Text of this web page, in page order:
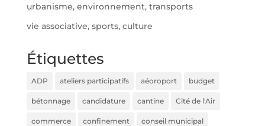
urbanisme, environnement, transports
vie associative, sports, culture
Étiquettes
ADP ateliers participatifs aéoroport budget
bétonnage candidature cantine Cité de l'Air
commerce confinement conseil municipal